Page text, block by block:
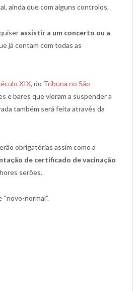
ainda que com alguns controlos.
assistir a um concerto ou a
já contam com todas as
XIX, do Tribuna no São
e bares que vieram a suspender a
também será feita através da
obrigatórias assim como a
de certificado de vacinação
serões.
normal”.